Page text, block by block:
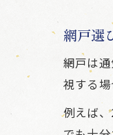
網戸選
網戸は
視する
例えば